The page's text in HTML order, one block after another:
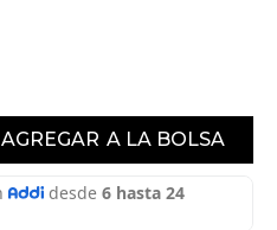
AGREGAR